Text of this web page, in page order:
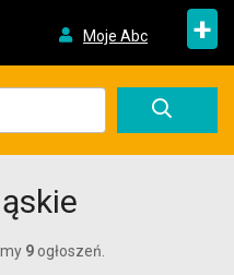
Moje Abc +
9 ogłoszeń.